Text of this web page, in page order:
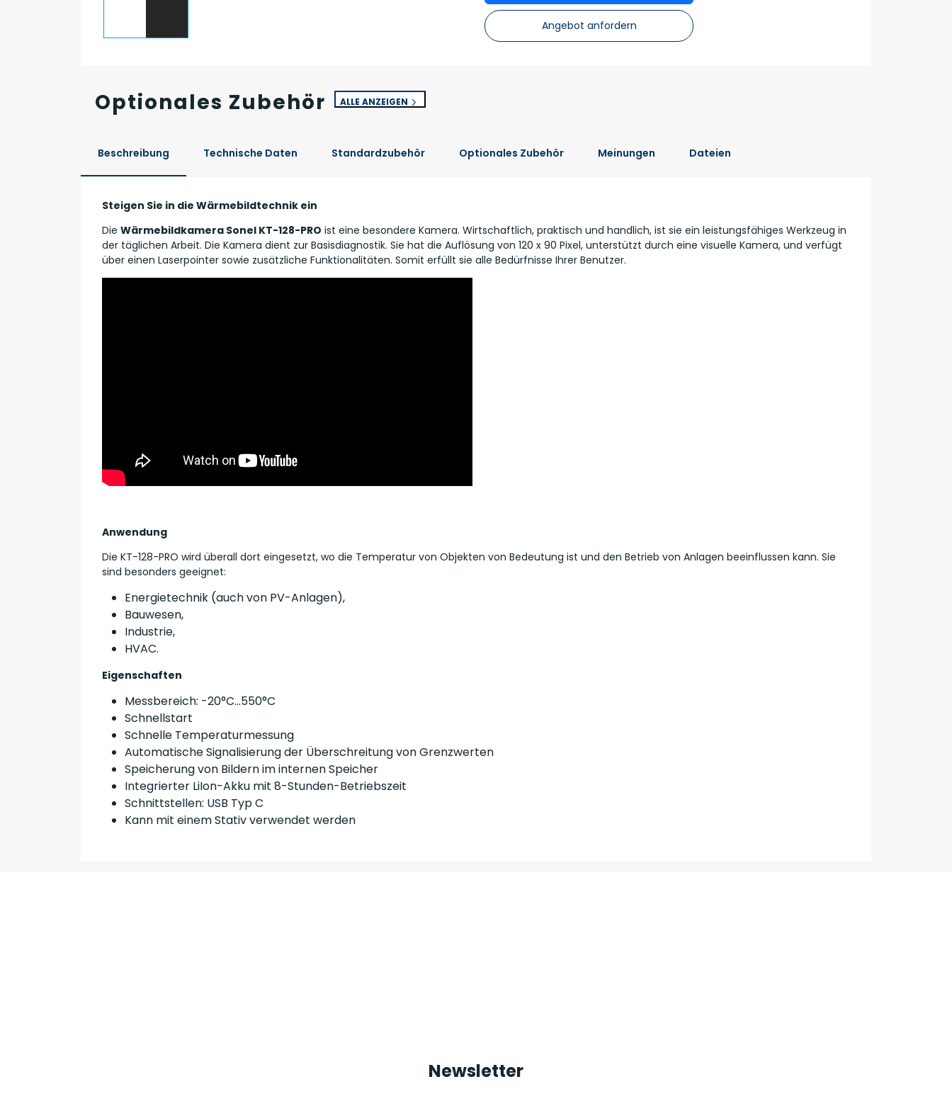
Angebot anfordern
Optionales Zubehör ALLE ANZEIGEN
Beschreibung Technische Daten Standardzubehör Optionales Zubehör Meinungen Dateien
Steigen Sie in die Wärmebildtechnik ein
Die Wärmebildkamera Sonel KT-128-PRO ist eine besondere Kamera. Wirtschaftlich, praktisch und handlich, ist sie ein leistungsfähiges Werkzeug in
der täglichen Arbeit. Die Kamera dient zur Basisdiagnostik. Sie hat die Auflösung von 120 x 90 Pixel, unterstützt durch eine visuelle Kamera, und verfügt
über einen Laserpointer sowie zusätzliche Funktionalitäten. Somit erfüllt sie alle Bedürfnisse Ihrer Benutzer.
Anwendung
Die KT-128-PRO wird überall dort eingesetzt, wo die Temperatur von Objekten von Bedeutung ist und den Betrieb von Anlagen beeinflussen kann. Sie
sind besonders geeignet:
Energietechnik (auch von PV-Anlagen),
Bauwesen,
Industrie,
HVAC.
Eigenschaften
Messbereich: -20°C...550°C
Schnellstart
Schnelle Temperaturmessung
Automatische Signalisierung der Überschreitung von Grenzwerten
Speicherung von Bildern im internen Speicher
Integrierter LiIon-Akku mit 8-Stunden-Betriebszeit
Schnittstellen: USB Typ C
Kann mit einem Stativ verwendet werden
Newsletter